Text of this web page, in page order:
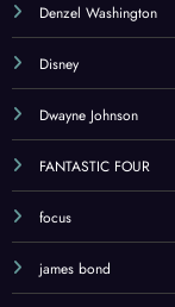
Denzel Washington
Disney
Dwayne Johnson
FANTASTIC FOUR
focus
james bond